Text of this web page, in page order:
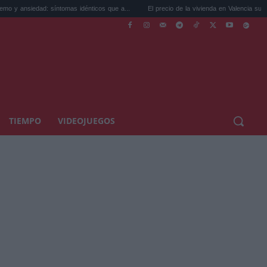
síntomas idénticos que a... El precio de la vivienda en Valencia sube a 3.485 ...
TIEMPO VIDEOJUEGOS